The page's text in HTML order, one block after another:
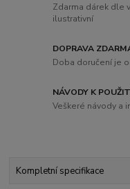
Zdarma dárek dle
ilustrativní
DOPRAVA
Doba doručení je
NÁVODY K
Veškeré návody a
Kompletní specifikace